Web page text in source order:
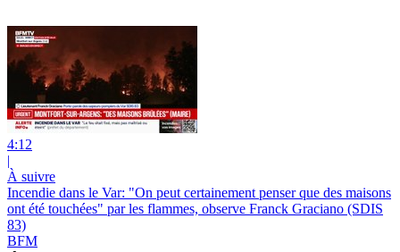
4:12
|
À suivre
Incendie dans le Var: "On peut certainement penser que des maisons
ont été touchées" par les flammes, observe Franck Graciano (SDIS
83)
BFM